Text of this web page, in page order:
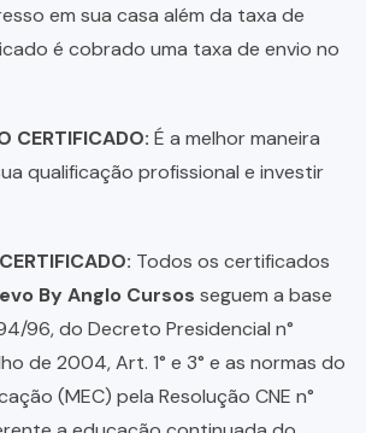
em sua casa além da taxa de
é cobrado uma taxa de envio no
CERTIFICADO: É a melhor maneira
qualificação profissional e investir
Todos os certificados
By Anglo Cursos seguem a base
96, do Decreto Presidencial n°
de 2004, Art. 1° e 3° e as normas do
(MEC) pela Resolução CNE n°